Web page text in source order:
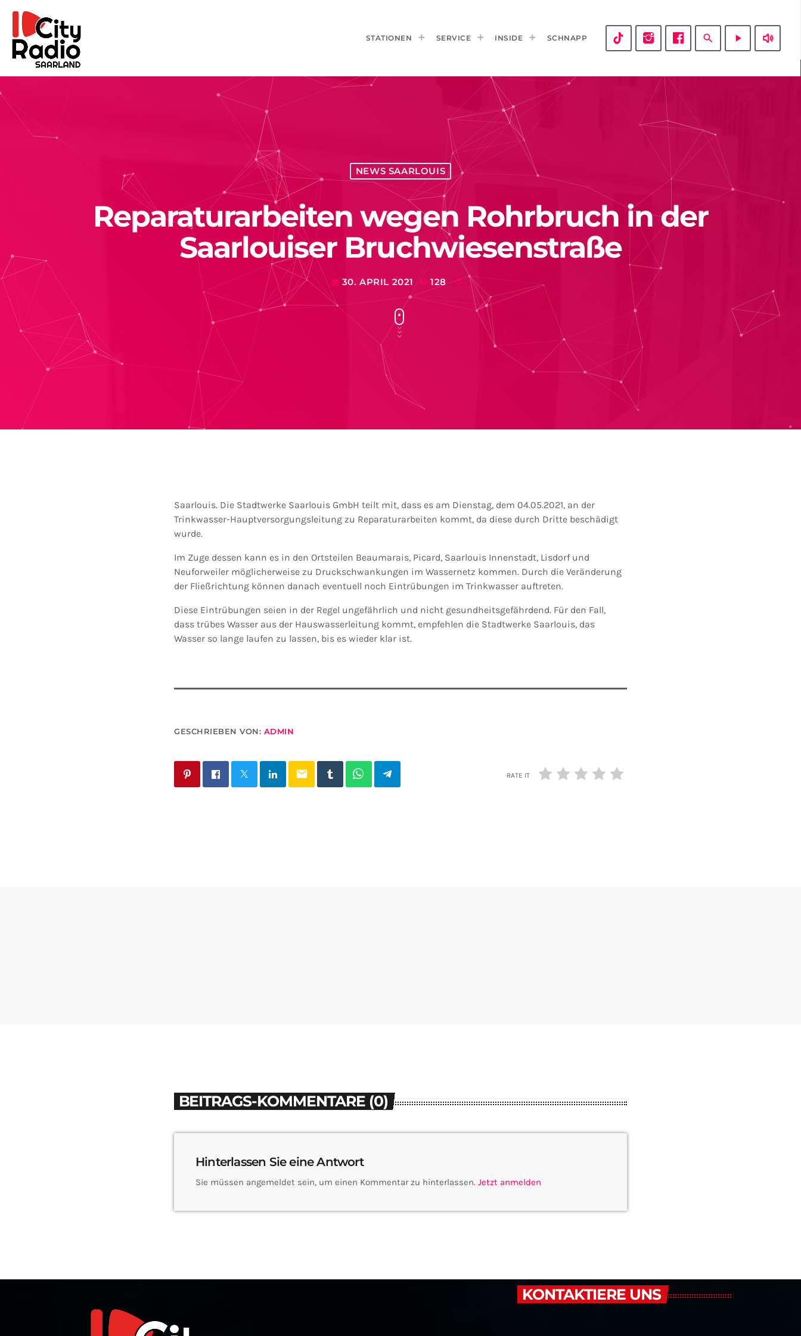
STATIONEN SERVICE INSIDE SCHNAPP search play_arrow volume_up
NEWS SAARLOUIS
Reparaturarbeiten wegen Rohrbruch in der
Saarlouiser Bruchwiesenstraße
today 30. APRIL 2021 128
Saarlouis. Die Stadtwerke Saarlouis GmbH teilt mit, dass es am Dienstag, dem 04.05.2021, an der
Trinkwasser-Hauptversorgungsleitung zu Reparaturarbeiten kommt, da diese durch Dritte beschädigt
wurde.
Im Zuge dessen kann es in den Ortsteilen Beaumarais, Picard, Saarlouis Innenstadt, Lisdorf und
Neuforweiler möglicherweise zu Druckschwankungen im Wassernetz kommen. Durch die Veränderung
der Fließrichtung können danach eventuell noch Eintrübungen im Trinkwasser auftreten.
Diese Eintrübungen seien in der Regel ungefährlich und nicht gesundheitsgefährdend. Für den Fall,
dass trübes Wasser aus der Hauswasserleitung kommt, empfehlen die Stadtwerke Saarlouis, das
Wasser so lange laufen zu lassen, bis es wieder klar ist.
GESCHRIEBEN VON: ADMIN
email RATE IT
BEITRAGS-KOMMENTARE (0)
Hinterlassen Sie eine Antwort
Sie müssen angemeldet sein, um einen Kommentar zu hinterlassen. Jetzt anmelden
KONTAKTIERE UNS